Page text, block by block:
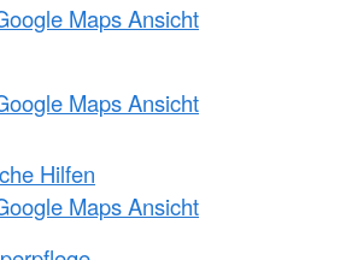
Maps Ansicht
Maps Ansicht
Hilfen
Maps Ansicht